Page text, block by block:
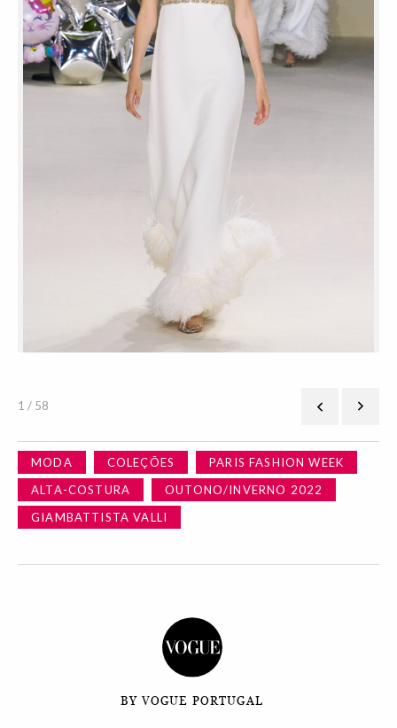
1 / 58
MODA COLEÇÕES
PARIS FASHION WEEK
ALTA-COSTURA
OUTONO/INVERNO 2022
GIAMBATTISTA VALLI
BY VOGUE PORTUGAL